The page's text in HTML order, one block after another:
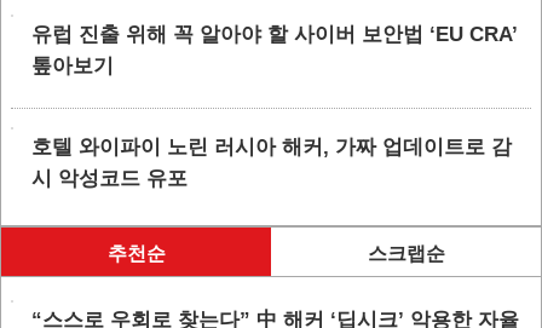
유럽 진출 위해 꼭 알아야 할 사이버 보안법 ‘EU CRA’
톺아보기
호텔 와이파이 노린 러시아 해커, 가짜 업데이트로 감
시 악성코드 유포
추천순 스크랩순
“스스로 우회로 찾는다” 中 해커 ‘딥시크’ 악용한 자율